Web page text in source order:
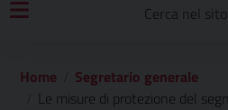
Home
Segretario generale
Le misure di protezione del